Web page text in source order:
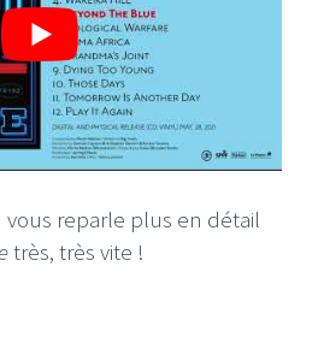
reparle plus en détail
très, très vite !